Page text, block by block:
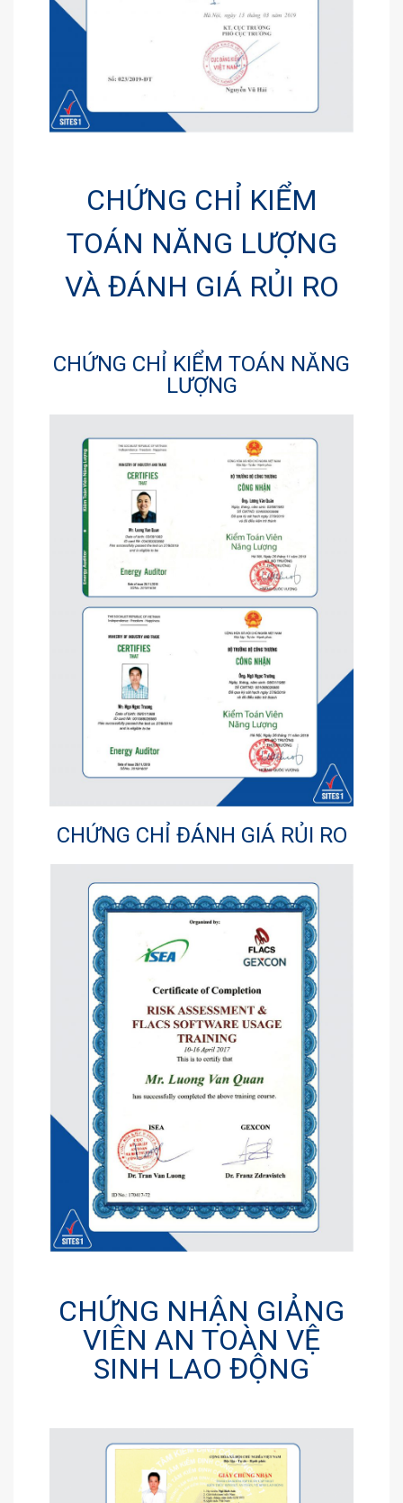
CHỨNG CHỈ KIỂM
TOÁN NĂNG LƯỢNG
VÀ ĐÁNH GIÁ RỦI RO
CHỨNG CHỈ KIỂM TOÁN NĂNG
LƯỢNG
CHỨNG CHỈ ĐÁNH GIÁ RỦI RO
CHỨNG NHẬN GIẢNG
VIÊN AN TOÀN VỆ
SINH LAO ĐỘNG